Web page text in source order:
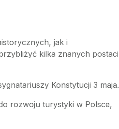
jak i
kilka znanych postaci
Konstytucji 3 maja.
rozwoju turystyki w Polsce,